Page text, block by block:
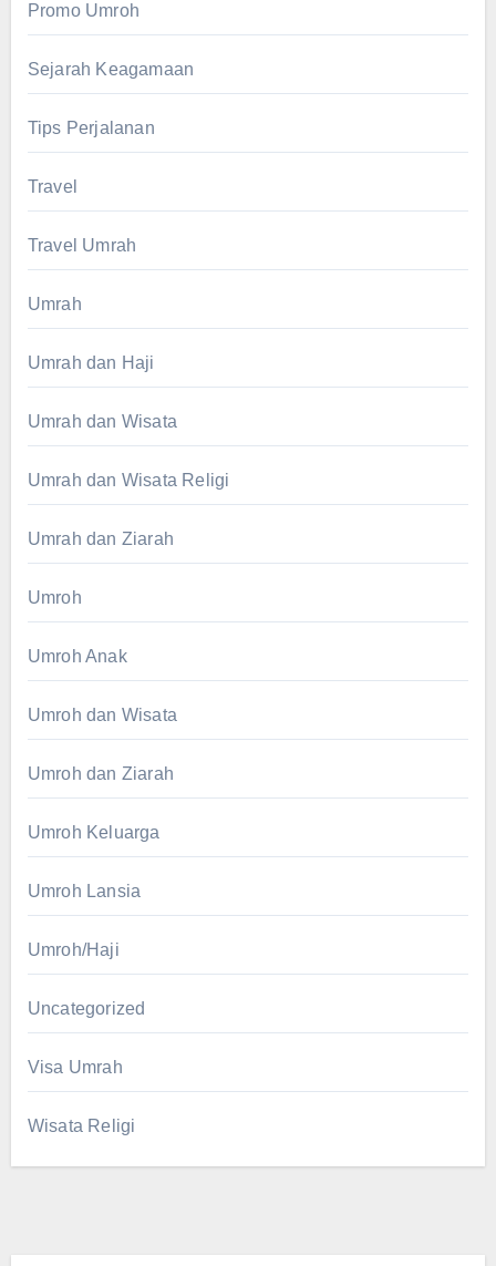
Promo Umroh
Sejarah Keagamaan
Tips Perjalanan
Travel
Travel Umrah
Umrah
Umrah dan Haji
Umrah dan Wisata
Umrah dan Wisata Religi
Umrah dan Ziarah
Umroh
Umroh Anak
Umroh dan Wisata
Umroh dan Ziarah
Umroh Keluarga
Umroh Lansia
Umroh/Haji
Uncategorized
Visa Umrah
Wisata Religi